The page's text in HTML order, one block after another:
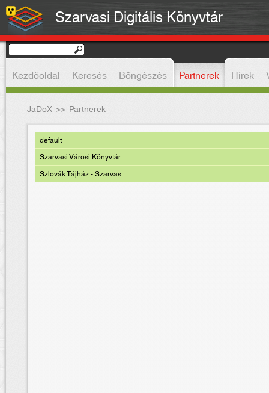
Szarvasi Digitális Könyvtár
Kezdőoldal Keresés Böngészés Partnerek Hírek
JaDoX >> Partnerek
default
Szarvasi Városi Könyvtár
Szlovák Tájház - Szarvas